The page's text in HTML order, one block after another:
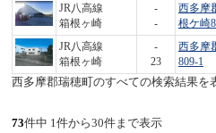
JR八高線
箱根ヶ崎
-
-
西多摩
根ケ崎
JR八高線
箱根ヶ崎
-
23
西多摩
809-1
西多摩郡瑞穂町のすべての検索結果を
73件中 1件から30件まで表示